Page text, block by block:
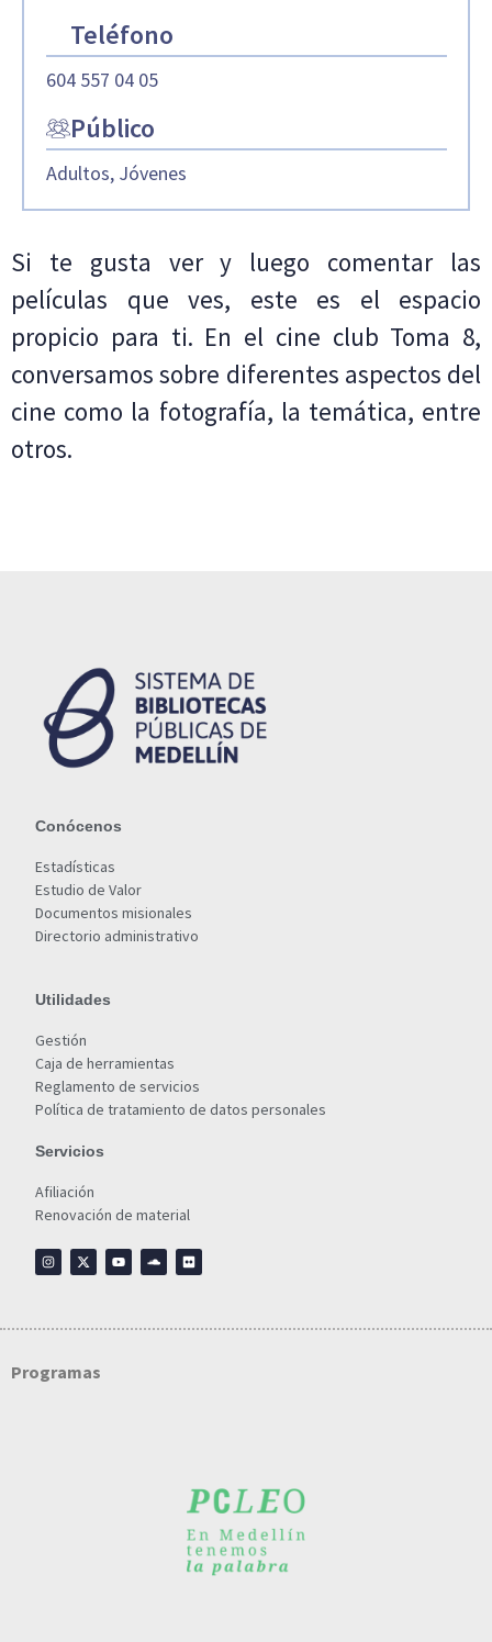
Teléfono
604 557 04 05
Público
Adultos, Jóvenes
Si te gusta ver y luego comentar las
películas que ves, este es el espacio
propicio para ti. En el cine club Toma 8,
conversamos sobre diferentes aspectos del
cine como la fotografía, la temática, entre
otros.
Conócenos
Estadísticas
Estudio de Valor
Documentos misionales
Directorio administrativo
Utilidades
Gestión
Caja de herramientas
Reglamento de servicios
Política de tratamiento de datos personales
Servicios
Afiliación
Renovación de material
Programas